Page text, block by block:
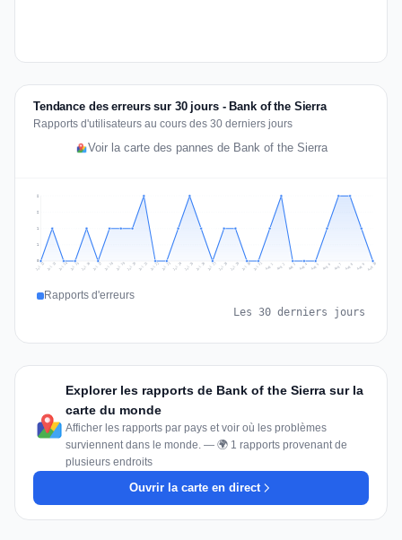
Tendance des erreurs sur 30 jours - Bank of the Sierra
Rapports d'utilisateurs au cours des 30 derniers jours
Voir la carte des pannes de Bank of the Sierra
1
1
2
2
Jul 12 Jul 13 Jul 14 Jul 15 Jul 16 Jul 17 Jul 18 Jul 19 Jul 20 Jul 21 Jul 22 Jul 23 Jul 24 Jul 25 Jul 26 Jul 27 Jul 28 Jul 29 Jul 30 Jul 31 Aug 1 Aug 2 Aug 3 Aug 4 Aug 5 Aug 6 Aug 7 Aug 8 Aug 9 Aug 10
Rapports d'erreurs
Les 30 derniers jours
Explorer les rapports de Bank of the Sierra sur la
carte du monde
Afficher les rapports par pays et voir où les problèmes
surviennent dans le monde. — 🌍 1 rapports provenant de
plusieurs endroits
Ouvrir la carte en direct